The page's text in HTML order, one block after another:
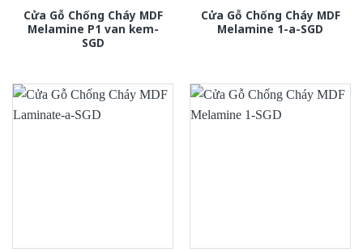
Cửa Gỗ Chống Cháy MDF
Melamine P1 van kem-
SGD
Cửa Gỗ Chống Cháy MDF
Melamine 1-a-SGD